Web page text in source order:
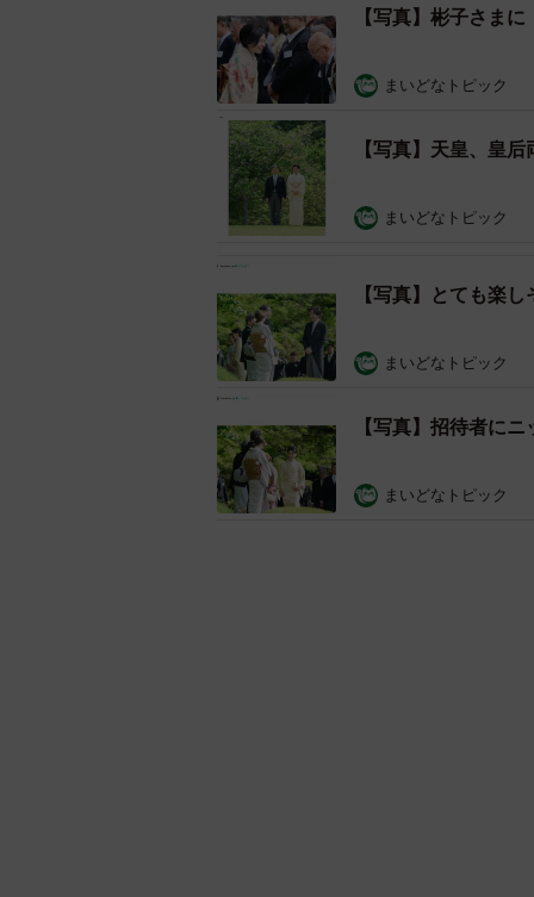
【写真】彬子さま
まいどなトピック
【写真】天皇、皇
まいどなトピック
【写真】とても楽
まいどなトピック
【写真】招待者に
まいどなトピック